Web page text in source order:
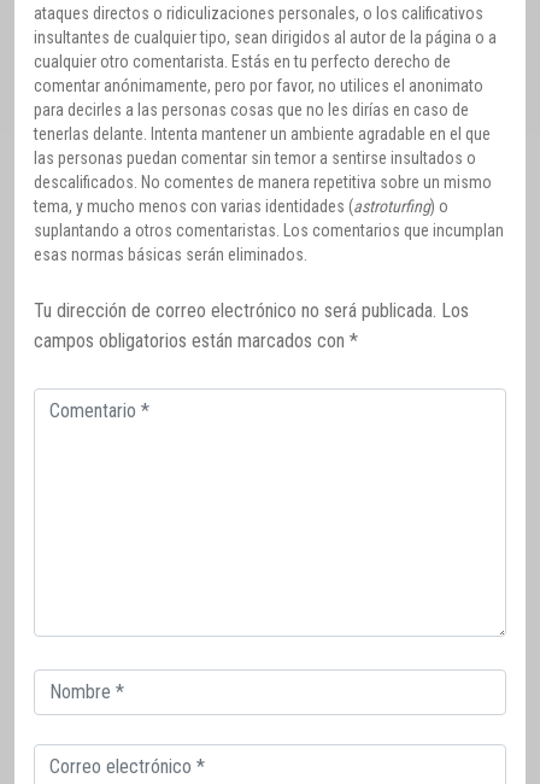
ataques directos o ridiculizaciones personales, o los calificativos
insultantes de cualquier tipo, sean dirigidos al autor de la página o a
cualquier otro comentarista. Estás en tu perfecto derecho de
comentar anónimamente, pero por favor, no utilices el anonimato
para decirles a las personas cosas que no les dirías en caso de
tenerlas delante. Intenta mantener un ambiente agradable en el que
las personas puedan comentar sin temor a sentirse insultados o
descalificados. No comentes de manera repetitiva sobre un mismo
tema, y mucho menos con varias identidades (astroturfing) o
suplantando a otros comentaristas. Los comentarios que incumplan
esas normas básicas serán eliminados.
Tu dirección de correo electrónico no será publicada. Los
campos obligatorios están marcados con *
Comentario
Correo
electrónico
Correo